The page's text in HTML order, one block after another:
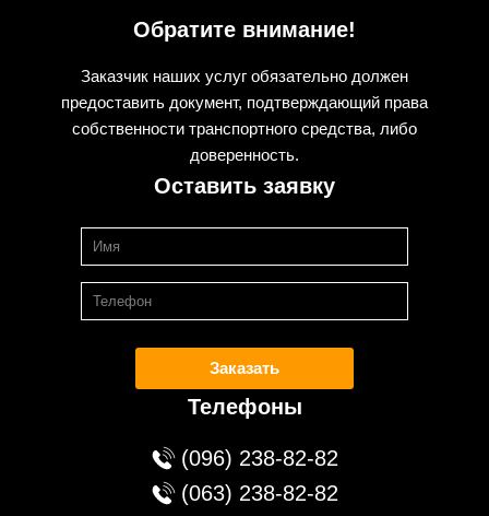
Обратите внимание!
Заказчик наших услуг обязательно должен
предоставить документ, подтверждающий права
собственности транспортного средства, либо
доверенность.
Оставить заявку
Заказать
Телефоны
(096) 238-82-82
(063) 238-82-82